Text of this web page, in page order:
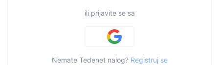
ili prijavite se sa
Nemate Tedenet nalog? Registruj se